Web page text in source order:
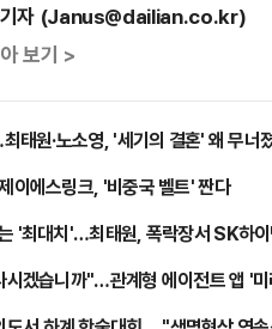
기자 (Janus@dailian.co.kr)
보기 >
태원·노소영, '세기의 결혼' 왜 무너
이에스링크, '비중국 벨트' 짠다
'최대치'…최태원, 폭락장서 SK하
시겠습니까"…관계형 에이전트 앱 '